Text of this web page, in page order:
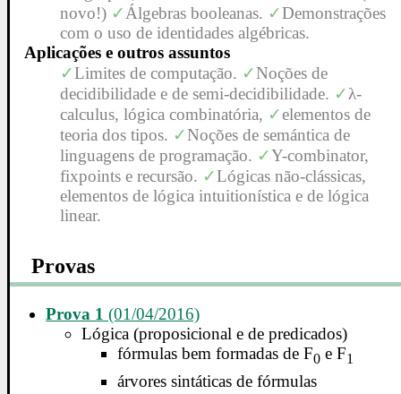
novo!)
Álgebras booleanas.
Demonstrações
com o uso de identidades algébricas.
Aplicações e outros assuntos
Limites de computação.
Noções de
decidibilidade e de semi-decidibilidade.
λ-
calculus, lógica combinatória,
elementos de
teoria dos tipos.
Noções de semántica de
linguagens de programação.
Y-combinator,
fixpoints e recursão.
Lógicas não-clássicas,
elementos de lógica intuitionística e de lógica
linear.
Provas
Prova 1 (01/04/2016)
Lógica (proposicional e de predicados)
fórmulas bem formadas de F0 e F1
árvores sintáticas de fórmulas